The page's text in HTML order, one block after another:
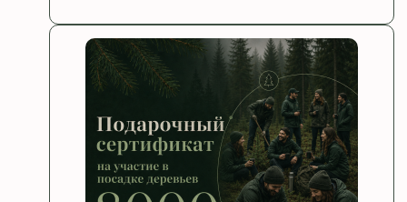
–
8000 ₽
товар
имеет
несколько
вариаций.
Опции
можно
выбрать
на
странице
товара.